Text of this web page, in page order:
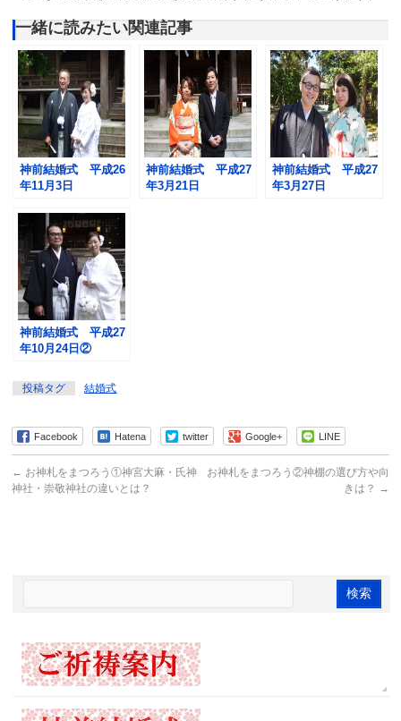
一緒に読みたい関連記事
神前結婚式 平成26
年11月3日
神前結婚式 平成27
年3月21日
神前結婚式 平成27
年3月27日
神前結婚式 平成27
年10月24日②
投稿タグ 結婚式
Facebook Hatena twitter Google+ LINE
← お神札をまつろう①神宮大麻・氏神
神社・崇敬神社の違いとは？
お神札をまつろう②神棚の選び方や向
きは？ →